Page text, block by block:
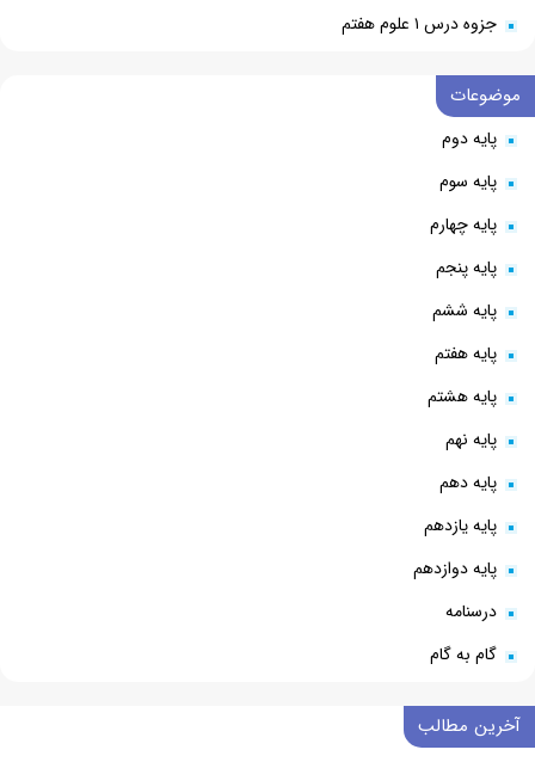
جزوه درس ۱ علوم هفتم
موضوعات
پایه دوم
پایه سوم
پایه چهارم
پایه پنجم
پایه ششم
پایه هفتم
پایه هشتم
پایه نهم
پایه دهم
پایه یازدهم
پایه دوازدهم
درسنامه
گام به گام
آخرین مطالب